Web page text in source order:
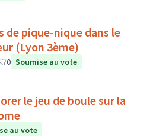
de pique-nique dans le
(Lyon 3ème)
0 Soumise au vote
le jeu de boule sur la
au vote